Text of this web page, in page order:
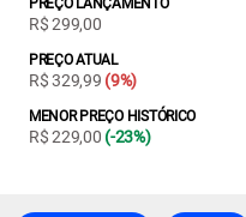
PREÇO LANÇAMENTO
R$ 299,00
PREÇO ATUAL
R$ 329,99 (9%)
MENOR PREÇO HISTÓRICO
R$ 229,00 (-23%)